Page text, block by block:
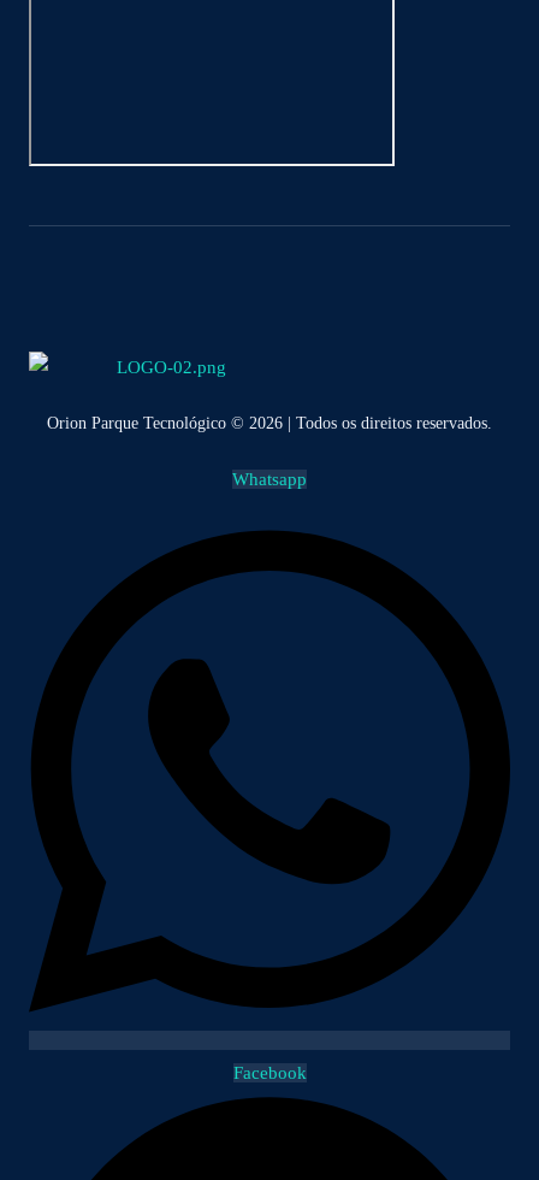
Orion Parque Tecnológico © 2026 | Todos os direitos reservados.
Whatsapp
Facebook